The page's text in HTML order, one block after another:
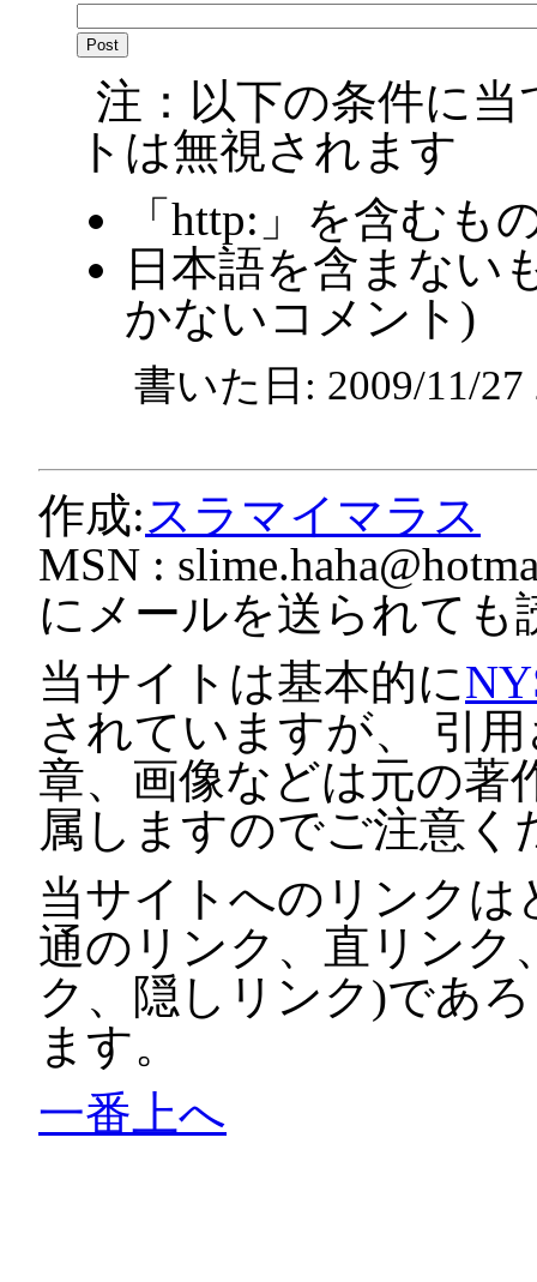
注：以下の条件に
トは無視されます
「http:」を含むも
日本語を含まない
かないコメント)
書いた日: 2009/11/
作成:スラマイマラス
MSN :
にメールを送られても
当サイトは基本的に
されていますが、 引
章、画像などは元の著
属しますのでご注意く
当サイトへのリンクは
通のリンク、直リンク
ク、隠しリンク)であ
ます。
一番上へ